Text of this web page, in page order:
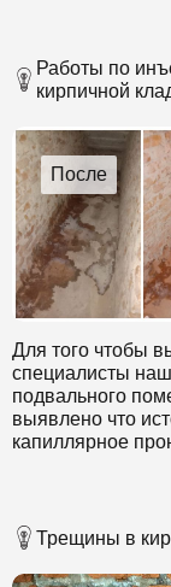
Работы по
кирпичной
Для того чтобы
специалисты
подвального
выявлено что
капиллярное
короткие сроки
выбран метод
компонентного
Трещины в